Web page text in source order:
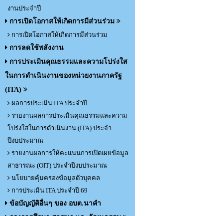
งานประจำปี
การเปิดโอกาสให้เกิดการมีส่วนร่วม
การเปิดโอกาสให้เกิดการมีส่วนร่วม
การลดใช้พลังงาน
การประเมินคุณธรรมและความโปร่งใส
ในการดำเนินงานของหน่วยงานภาครัฐ
(ITA)
ผลการประเมิน ITA ประจำปี
รายงานผลการประเมินคุณธรรมและความ
โปร่งใสในการดำเนินงาน (ITA) ประจำ
ปีงบประมาณ
รายงานผลการให้คะแนนการเปิดเผยข้อมูล
สาธารณะ (OIT) ประจำปีงบประมาณ
นโยบายคุ้มครองข้อมูลตัวบุคคล
การประเมิน ITA ประจำปี 69
ข้อบัญญัติอื่นๆ ของ อบต.นาคำ